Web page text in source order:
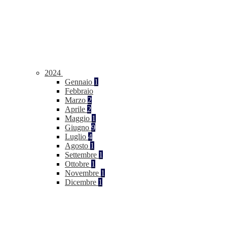
2024
Gennaio 1
Febbraio
Marzo 2
Aprile 2
Maggio 1
Giugno 9
Luglio 4
Agosto 1
Settembre 1
Ottobre 1
Novembre 1
Dicembre 1